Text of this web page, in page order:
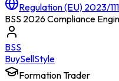
Regulation (EU) 2023/
BSS 2026 Compliance
BSS
BuySellStyle
Formation Trader